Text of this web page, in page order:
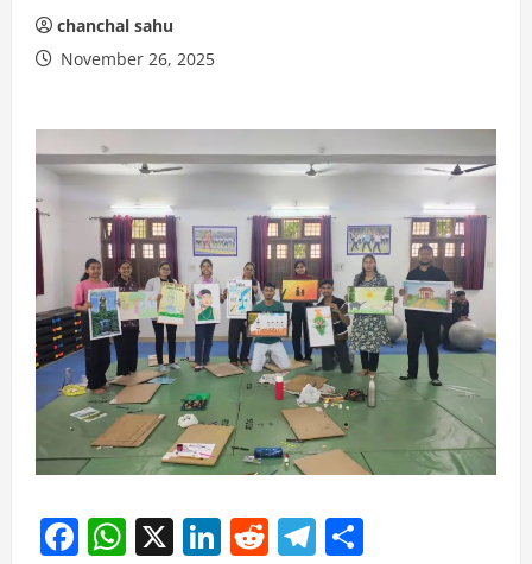
chanchal sahu
November 26, 2025
Facebook
WhatsApp
X LinkedIn
RedditTelegram